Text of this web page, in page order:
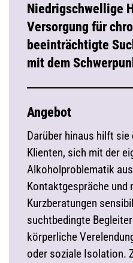
Niedrigschwellige
Versorgung für
beeinträchtigte
mit dem
Angebot
Darüber hinaus hilft sie
Klienten, sich mit der
Alkoholproblematik
Kontaktgespräche und
Kurzberatungen
suchtbedingte
körperliche
oder soziale Isolation.